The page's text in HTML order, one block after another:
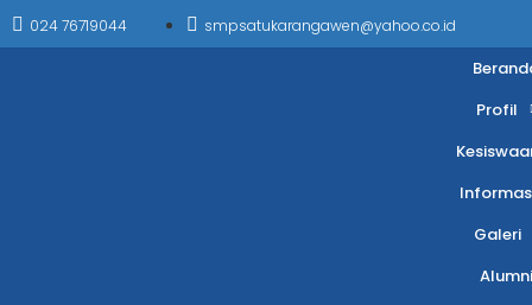
024 76719044 smpsatukarangawen@yahoo.co.id
Profil
Galeri
Alumni